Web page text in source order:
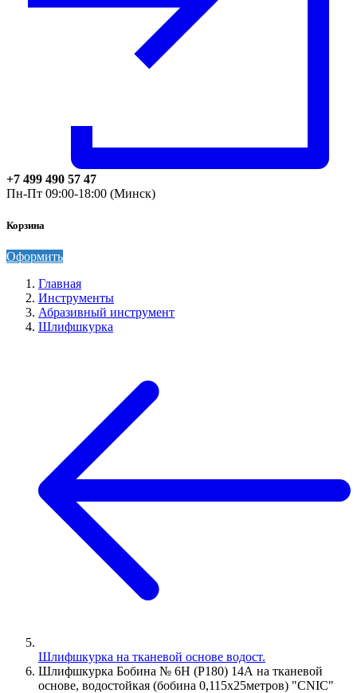
+7 499 490 57 47
Пн-Пт 09:00-18:00 (Минск)
Корзина
Оформить
Главная
Инструменты
Абразивный инструмент
Шлифшкурка
Шлифшкурка на тканевой основе водост.
Шлифшкурка Бобина № 6Н (P180) 14А на тканевой
основе, водостойкая (бобина 0,115х25метров) "CNIC"